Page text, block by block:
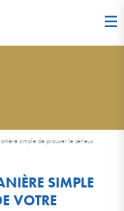
simple de prouver le sérieux
SIMPLE
VOTRE